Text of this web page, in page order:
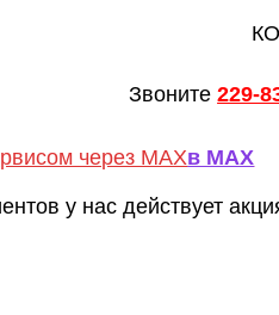
Звоните229-
в MAX
у нас действует